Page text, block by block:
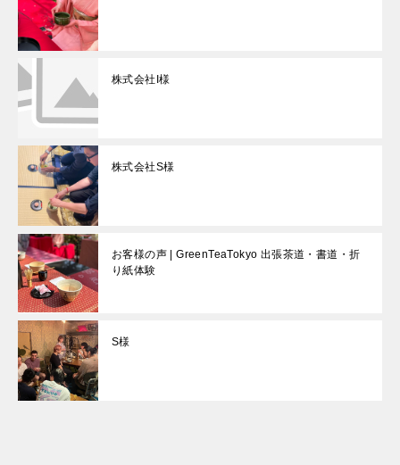
株式会社I様
株式会社S様
お客様の声 | GreenTeaTokyo 出張茶道・書道・折
り紙体験
S様